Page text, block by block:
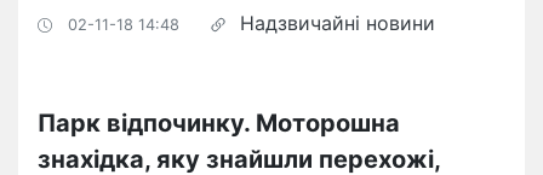
02-11-18 14:48 Надзвичайні новини
Парк відпочинку. Моторошна
знахідка, яку знайшли перехожі,